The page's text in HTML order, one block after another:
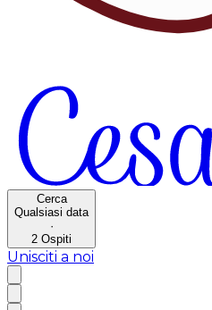
Cerca
Qualsiasi data
·
2 Ospiti
Unisciti a noi